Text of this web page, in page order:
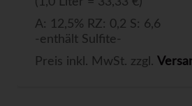
A: 12,5% RZ: 0,2 S: 6,6
-enthält Sulfite-
Preis inkl. MwSt. zzgl.